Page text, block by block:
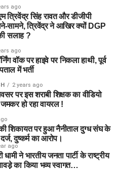
ago
त्रिवेंद्र सिंह रावत और डीजीपी
सामने, त्रिवेंद्र ने आखिर क्यों DGP
सलाह ?
ago
वॉक पर हाइवे पर निकला हाथी, पूर्व
में भर्ती
2 years ago
पर इस शराबी शिक्षक का वीडियो
हो रहा वायरल !
शिकायत पर हुआ नैनीताल दुग्ध संघ के
दुष्कर्म का आरोप।
ago
ने भारतीय जनता पार्टी के राष्ट्रीय
का किया भव्य स्वागत…